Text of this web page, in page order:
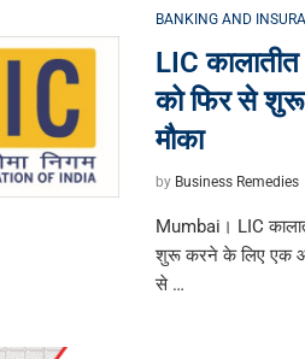
BANKING AND
LIC
को फिर से शुरू
मौका
by Business Remedies
Mumbai। LIC
शुरू करने के लिए एक
से …